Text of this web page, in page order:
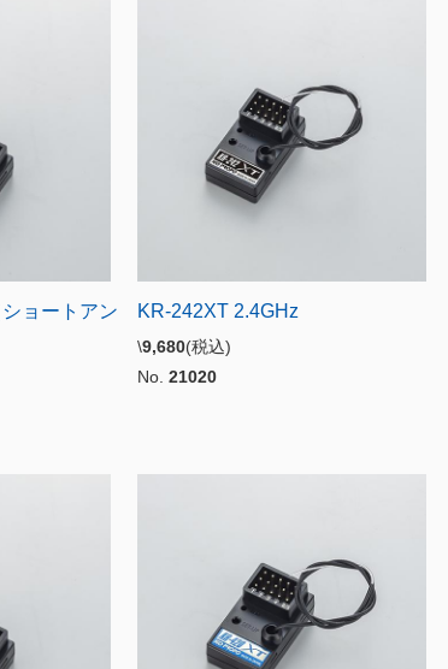
ョートアン
KR-242XT 2.4GHz
\9,680(税込)
No. 21020